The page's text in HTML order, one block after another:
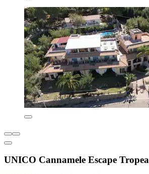
UNICO Cannamele Escape Tropea